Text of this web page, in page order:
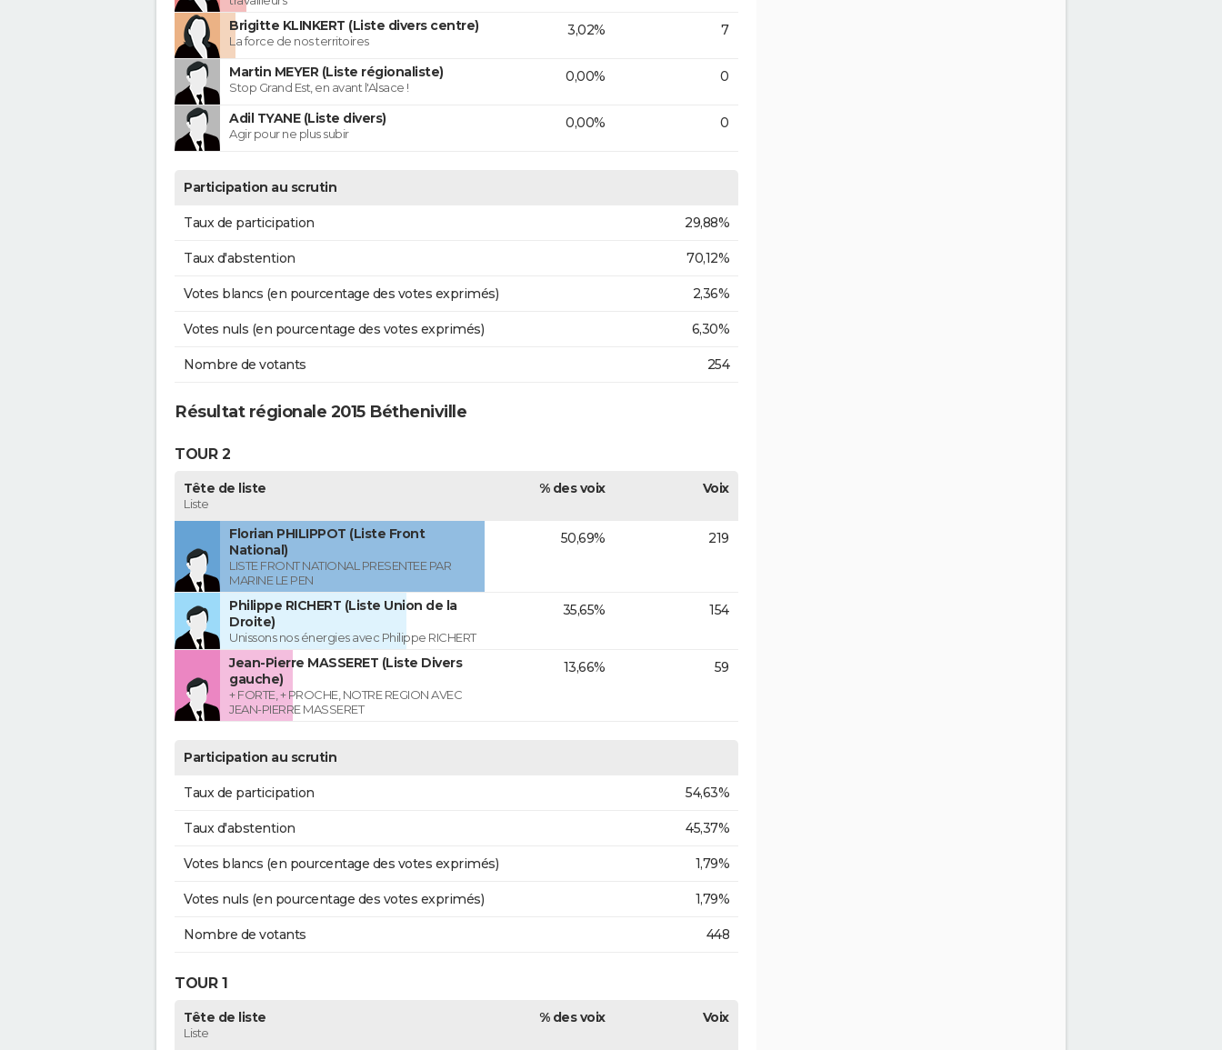
Brigitte KLINKERT (Liste divers centre)
La force de nos territoires
3,02% 7
Martin MEYER (Liste régionaliste)
Stop Grand Est, en avant l'Alsace !
0,00% 0
Adil TYANE (Liste divers)
Agir pour ne plus subir
0,00% 0
Participation au scrutin
Taux de participation 29,88%
Taux d'abstention 70,12%
Votes blancs (en pourcentage des votes exprimés) 2,36%
Votes nuls (en pourcentage des votes exprimés) 6,30%
Nombre de votants 254
Résultat régionale 2015 Bétheniville
TOUR 2
Tête de liste
Liste
% des voix Voix
Florian PHILIPPOT (Liste Front
National)
LISTE FRONT NATIONAL PRESENTEE PAR
MARINE LE PEN
50,69% 219
Philippe RICHERT (Liste Union de la
Droite)
Unissons nos énergies avec Philippe RICHERT
35,65% 154
Jean-Pierre MASSERET (Liste Divers
gauche)
+ FORTE, + PROCHE, NOTRE REGION AVEC
JEAN-PIERRE MASSERET
13,66% 59
Participation au scrutin
Taux de participation 54,63%
Taux d'abstention 45,37%
Votes blancs (en pourcentage des votes exprimés) 1,79%
Votes nuls (en pourcentage des votes exprimés) 1,79%
Nombre de votants 448
TOUR 1
Tête de liste
Liste
% des voix Voix